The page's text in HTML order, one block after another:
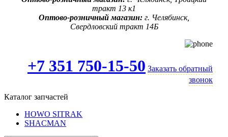
тракт 13 к1
Оптово-розничный магазин: г. Челябинск,
Свердловский тракт 14Б
+7 351 750-15-50 Заказать обратный
звонок
Каталог запчастей
HOWO SITRAK
SHACMAN